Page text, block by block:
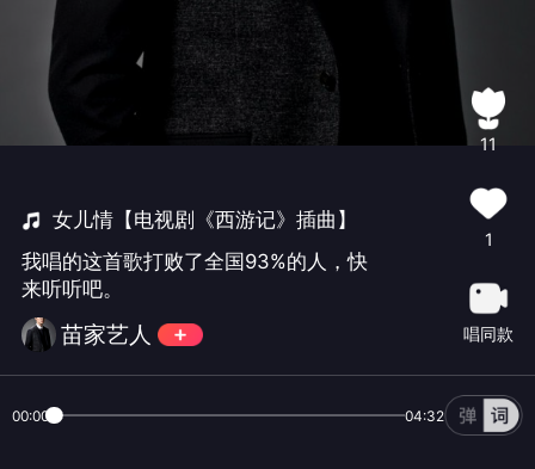
女儿情【电视剧《西游记》插曲】
我唱的这首歌打败了全国93%的人，快
来听听吧。
苗家艺人
11
1
唱同款
00:00 04:32